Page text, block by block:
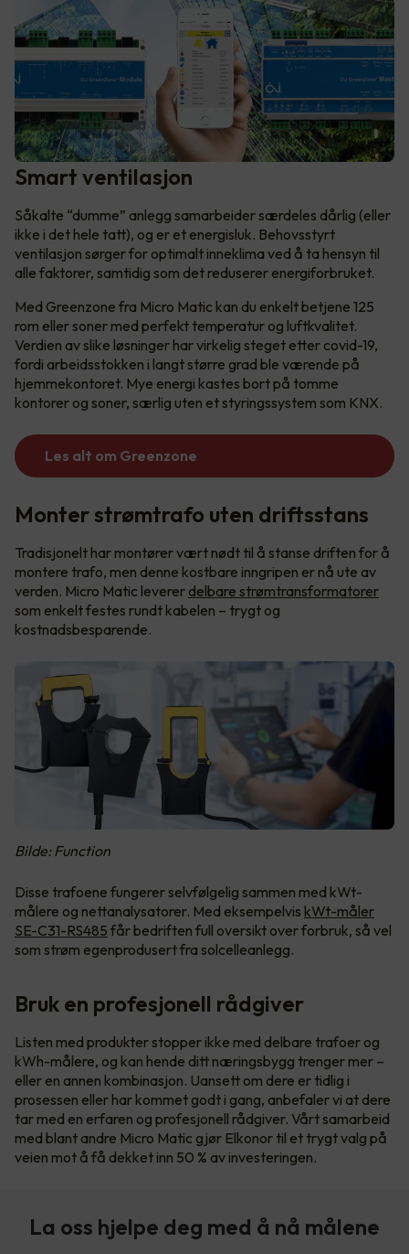
Smart ventilasjon
Såkalte “dumme” anlegg samarbeider særdeles dårlig (eller
ikke i det hele tatt), og er et energisluk. Behovsstyrt
ventilasjon sørger for optimalt inneklima ved å ta hensyn til
alle faktorer, samtidig som det reduserer energiforbruket.
Med Greenzone fra Micro Matic kan du enkelt betjene 125
rom eller soner med perfekt temperatur og luftkvalitet.
Verdien av slike løsninger har virkelig steget etter covid-19,
fordi arbeidsstokken i langt større grad ble værende på
hjemmekontoret. Mye energi kastes bort på tomme
kontorer og soner, særlig uten et styringssystem som KNX.
Les alt om Greenzone
Monter strømtrafo uten driftsstans
Tradisjonelt har montører vært nødt til å stanse driften for å
montere trafo, men denne kostbare inngripen er nå ute av
verden. Micro Matic leverer delbare strømtransformatorer
som enkelt festes rundt kabelen – trygt og
kostnadsbesparende.
Bilde: Function
Disse trafoene fungerer selvfølgelig sammen med kWt-
målere og nettanalysatorer. Med eksempelvis kWt-måler
SE-C31-RS485 får bedriften full oversikt over forbruk, så vel
som strøm egenprodusert fra solcelleanlegg.
Bruk en profesjonell rådgiver
Listen med produkter stopper ikke med delbare trafoer og
kWh-målere, og kan hende ditt næringsbygg trenger mer –
eller en annen kombinasjon. Uansett om dere er tidlig i
prosessen eller har kommet godt i gang, anbefaler vi at dere
tar med en erfaren og profesjonell rådgiver. Vårt samarbeid
med blant andre Micro Matic gjør Elkonor til et trygt valg på
veien mot å få dekket inn 50 % av investeringen.
La oss hjelpe deg med å nå målene